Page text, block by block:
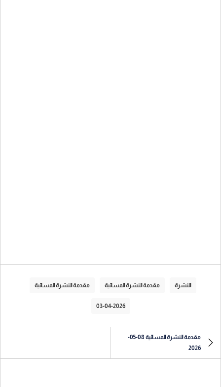
النشرة مقدمة النشرة المسائية مقدمة النشرة المسائية
03-04-2026
مقدمة النشرة المسائية 08-05-
2026